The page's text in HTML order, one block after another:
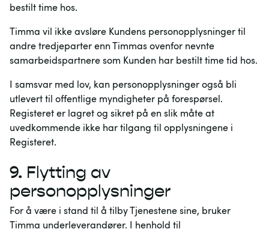
bestilt time hos.
Timma vil ikke avsløre Kundens personopplysninger til
andre tredjeparter enn Timmas ovenfor nevnte
samarbeidspartnere som Kunden har bestilt time tid hos.
I samsvar med lov, kan personopplysninger også bli
utlevert til offentlige myndigheter på forespørsel.
Registeret er lagret og sikret på en slik måte at
uvedkommende ikke har tilgang til opplysningene i
Registeret.
9. Flytting av
personopplysninger
For å være i stand til å tilby Tjenestene sine, bruker
Timma underleverandører. I henhold til